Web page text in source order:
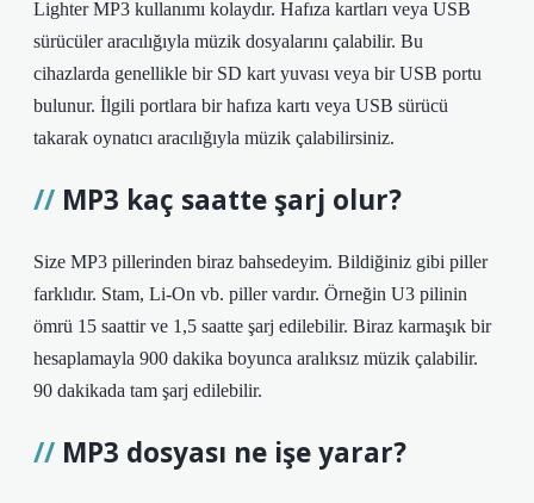
Lighter MP3 kullanımı kolaydır. Hafıza kartları veya USB
sürücüler aracılığıyla müzik dosyalarını çalabilir. Bu
cihazlarda genellikle bir SD kart yuvası veya bir USB portu
bulunur. İlgili portlara bir hafıza kartı veya USB sürücü
takarak oynatıcı aracılığıyla müzik çalabilirsiniz.
MP3 kaç saatte şarj olur?
Size MP3 pillerinden biraz bahsedeyim. Bildiğiniz gibi piller
farklıdır. Stam, Li-On vb. piller vardır. Örneğin U3 pilinin
ömrü 15 saattir ve 1,5 saatte şarj edilebilir. Biraz karmaşık bir
hesaplamayla 900 dakika boyunca aralıksız müzik çalabilir.
90 dakikada tam şarj edilebilir.
MP3 dosyası ne işe yarar?